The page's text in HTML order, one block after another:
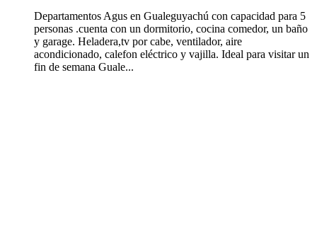
Departamentos Agus en Gualeguyachú con capacidad para 5
personas .cuenta con un dormitorio, cocina comedor, un baño
y garage. Heladera,tv por cabe, ventilador, aire
acondicionado, calefon eléctrico y vajilla. Ideal para visitar un
fin de semana Guale...